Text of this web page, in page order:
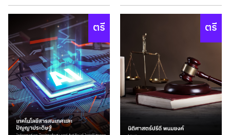
ตรี ตรี